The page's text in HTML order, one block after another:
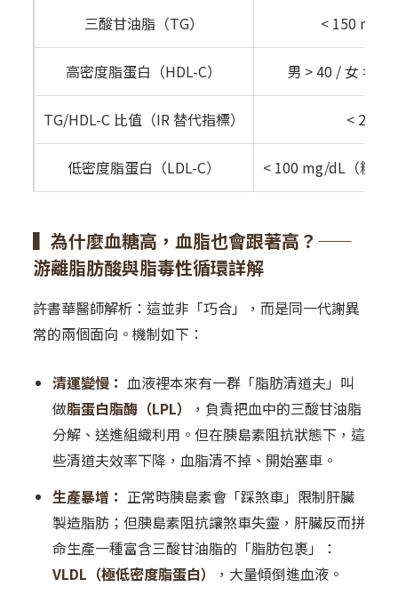
三酸甘油脂（TG） < 150 mg/
高密度脂蛋白（HDL-C） 男 > 40 / 女 > 50
TG/HDL-C 比值（IR 替代指標） < 2.0
低密度脂蛋白（LDL-C） < 100 mg/dL（糖尿
▍為什麼血糖高，血脂也會跟著高？——
游離脂肪酸與脂毒性循環詳解
許書華醫師解析：這並非「巧合」，而是同一代謝異
常的兩個面向。機制如下：
清運變慢： 血液裡本來有一群「脂肪清道夫」叫
做脂蛋白脂酶（LPL）
，負責把血中的三酸甘油脂
分解、送進組織利用。但在胰島素阻抗狀態下，這
些清道夫效率下降，血脂清不掉、開始塞車。
生產暴增： 正常時胰島素會「踩煞車」限制肝臟
製造脂肪；但胰島素阻抗讓煞車失靈，肝臟反而拼
命生產一種富含三酸甘油脂的「脂肪包裹」：
VLDL（極低密度脂蛋白）
，大量傾倒進血液。